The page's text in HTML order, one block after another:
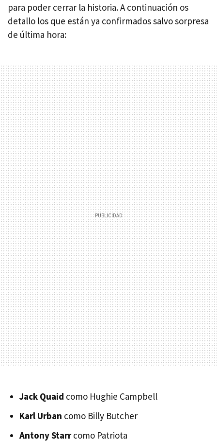
para poder cerrar la historia. A continuación os
detallo los que están ya confirmados salvo sorpresa
de última hora:
Jack Quaid como Hughie Campbell
Karl Urban como Billy Butcher
Antony Starrcomo Patriota